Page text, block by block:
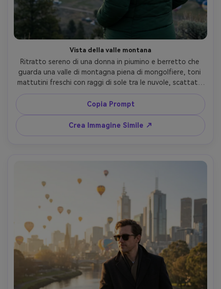
Vista della valle montana
Ritratto sereno di una donna in piumino e berretto che
guarda una valle di montagna piena di mongolfiere, toni
mattutini freschi con raggi di sole tra le nuvole, scattata
con Sony A7IV, 85mm f/1.8, inquadratura da dietro a metà
busto con lieve profilo, realismo nitido, grading colori
pulito --ar 4:5
Copia Prompt
Crea Immagine Simile ↗